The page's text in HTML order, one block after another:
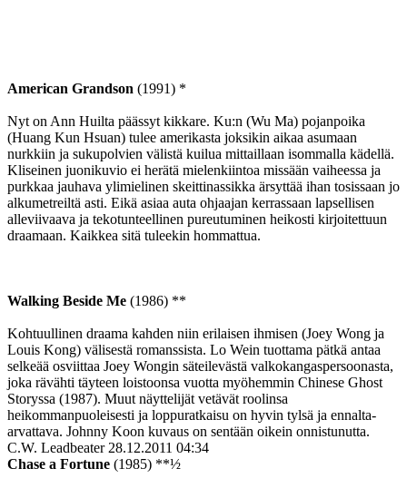
American Grandson (1991) *
Nyt on Ann Huilta päässyt kikkare. Ku:n (Wu Ma) pojanpoika
(Huang Kun Hsuan) tulee amerikasta joksikin aikaa asumaan
nurkkiin ja sukupolvien välistä kuilua mittaillaan isommalla kädellä.
Kliseinen juonikuvio ei herätä mielenkiintoa missään vaiheessa ja
purkkaa jauhava ylimielinen skeittinassikka ärsyttää ihan tosissaan jo
alkumetreiltä asti. Eikä asiaa auta ohjaajan kerrassaan lapsellisen
alleviivaava ja tekotunteellinen pureutuminen heikosti kirjoitettuun
draamaan. Kaikkea sitä tuleekin hommattua.
Walking Beside Me (1986) **
Kohtuullinen draama kahden niin erilaisen ihmisen (Joey Wong ja
Louis Kong) välisestä romanssista. Lo Wein tuottama pätkä antaa
selkeää osviittaa Joey Wongin säteilevästä valkokangaspersoonasta,
joka rävähti täyteen loistoonsa vuotta myöhemmin Chinese Ghost
Storyssa (1987). Muut näyttelijät vetävät roolinsa
heikommanpuoleisesti ja loppuratkaisu on hyvin tylsä ja ennalta-
arvattava. Johnny Koon kuvaus on sentään oikein onnistunutta.
C.W. Leadbeater 28.12.2011 04:34
Chase a Fortune (1985) **½